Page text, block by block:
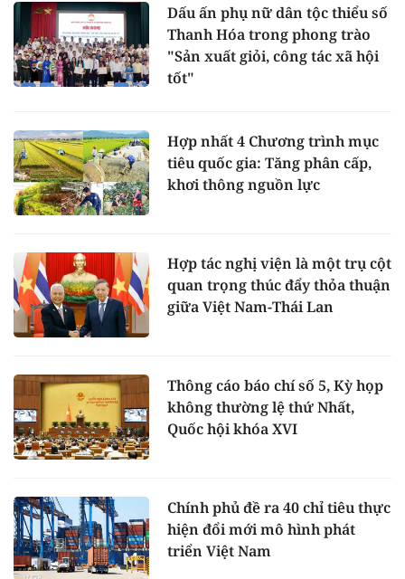
Dấu ấn phụ nữ dân tộc thiểu số
Thanh Hóa trong phong trào
"Sản xuất giỏi, công tác xã hội
tốt"
Hợp nhất 4 Chương trình mục
tiêu quốc gia: Tăng phân cấp,
khơi thông nguồn lực
Hợp tác nghị viện là một trụ cột
quan trọng thúc đẩy thỏa thuận
giữa Việt Nam-Thái Lan
Thông cáo báo chí số 5, Kỳ họp
không thường lệ thứ Nhất,
Quốc hội khóa XVI
Chính phủ đề ra 40 chỉ tiêu thực
hiện đổi mới mô hình phát
triển Việt Nam